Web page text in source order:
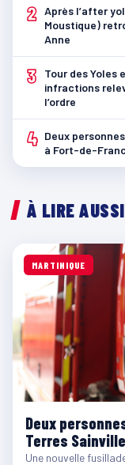
2 Après l’after
Moustique)
Anne
3
Tour des Yoles
infractions
l’ordre
4 Deux
à Fort-de-
À LIRE AUSSI
MARTINIQUE
Deux
Terres
Une nouvelle